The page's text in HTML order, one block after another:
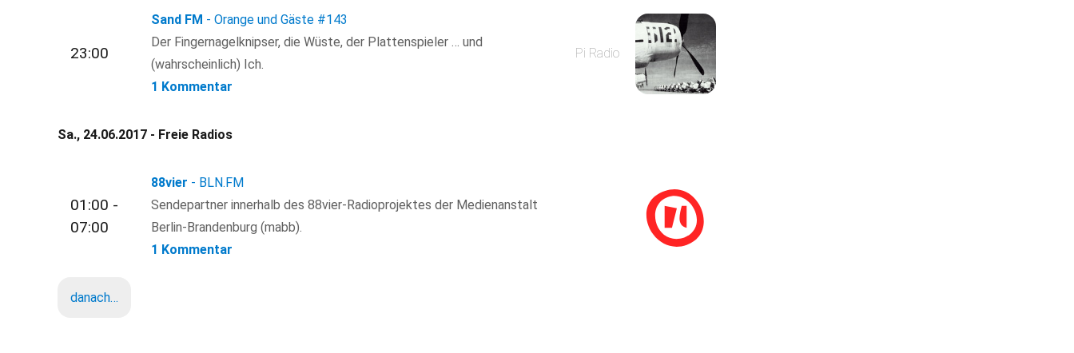
23:00
Sand FM - Orange und Gäste #143
Der Fingernagelknipser, die Wüste, der Plattenspieler … und
(wahrscheinlich) Ich.
1 Kommentar
Pi Radio
Sa., 24.06.2017 - Freie Radios
01:00 -
07:00
88vier - BLN.FM
Sendepartner innerhalb des 88vier-Radioprojektes der Medienanstalt
Berlin-Brandenburg (mabb).
1 Kommentar
danach…